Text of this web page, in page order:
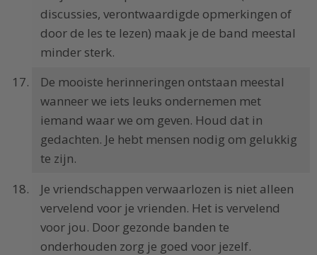
discussies, verontwaardigde opmerkingen of
door de les te lezen) maak je de band meestal
minder sterk.
De mooiste herinneringen ontstaan meestal
wanneer we iets leuks ondernemen met
iemand waar we om geven. Houd dat in
gedachten. Je hebt mensen nodig om gelukkig
te zijn.
Je vriendschappen verwaarlozen is niet alleen
vervelend voor je vrienden. Het is vervelend
voor jou. Door gezonde banden te
onderhouden zorg je goed voor jezelf.